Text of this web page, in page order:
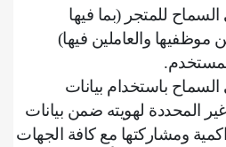
للمتجر (بما فيها
والعاملين فيها)
.
باستخدام بيانات
المحددة لهويته ضمن بيانات
ومشاركتها مع كافة الجهات